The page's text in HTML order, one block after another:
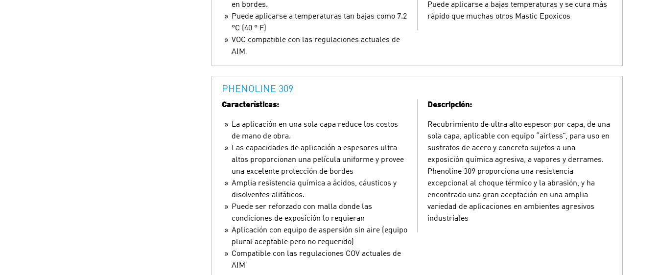
en bordes.
Puede aplicarse a temperaturas tan bajas como 7.2
°C (40 ° F)
VOC compatible con las regulaciones actuales de
AIM
Puede aplicarse a bajas temperaturas y se cura más
rápido que muchas otros Mastic Epoxicos
PHENOLINE 309
Características:
La aplicación en una sola capa reduce los costos
de mano de obra.
Las capacidades de aplicación a espesores ultra
altos proporcionan una película uniforme y provee
una excelente protección de bordes
Amplia resistencia química a ácidos, cáusticos y
disolventes alifáticos.
Puede ser reforzado con malla donde las
condiciones de exposición lo requieran
Aplicación con equipo de aspersión sin aire (equipo
plural aceptable pero no requerido)
Compatible con las regulaciones COV actuales de
AIM
Descripción:
Recubrimiento de ultra alto espesor por capa, de una
sola capa, aplicable con equipo “airless”, para uso en
sustratos de acero y concreto sujetos a una
exposición química agresiva, a vapores y derrames.
Phenoline 309 proporciona una resistencia
excepcional al choque térmico y la abrasión, y ha
encontrado una gran aceptación en una amplia
variedad de aplicaciones en ambientes agresivos
industriales